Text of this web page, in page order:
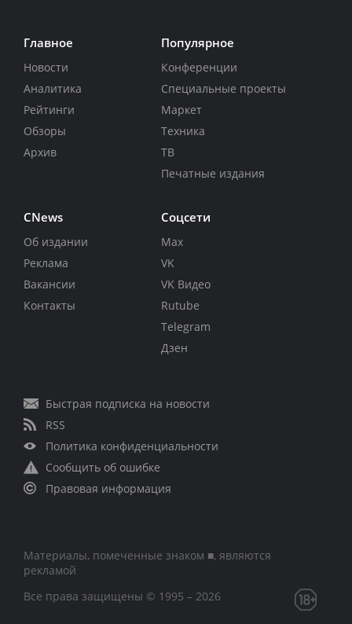
Главное
Новости
Аналитика
Рейтинги
Обзоры
Архив
Популярное
Конференции
Специальные проекты
Маркет
Техника
ТВ
Печатные издания
CNews
Об издании
Реклама
Вакансии
Контакты
Соцсети
Max
VK
VK Видео
Rutube
Telegram
Дзен
Быстрая подписка на новости
RSS
Политика конфиденциальности
Сообщить об ошибке
Правовая информация
Материалы, помеченные знаком ■, являются
рекламой
Все права защищены © 1995 – 2026